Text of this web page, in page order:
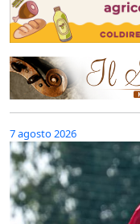
7 agosto 2026